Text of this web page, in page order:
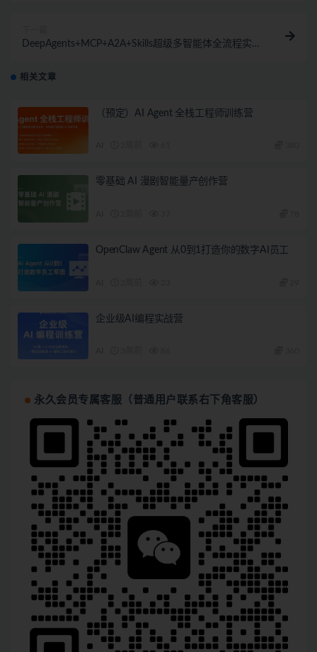
DeepAgents+MCP+A2A+Skills超级多智能体全流程实战
相关文章
（预定）AI Agent 全栈工程师训练营
零基础 AI 漫剧智能量产创作营
OpenClaw Agent 从0到1打造你的数字AI员工
企业级AI编程实战营
永久会员专属客服（普通用户联系右下角客服）